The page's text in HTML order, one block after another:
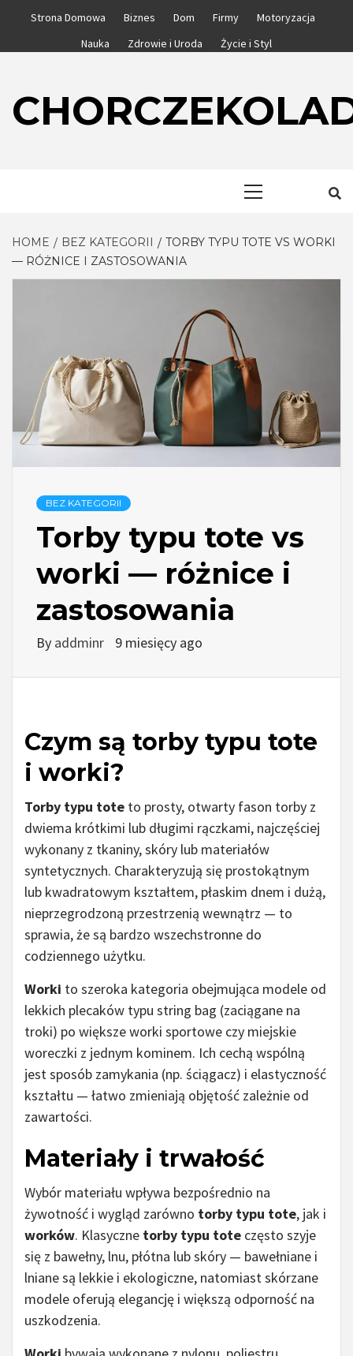
Strona Domowa Biznes Dom Firmy
Motoryzacja
Nauka
Zdrowie i Uroda Życie i Styl
HOME BEZ KATEGORII
TORBY TYPU TOTE VS WORKI
— RÓŻNICE I ZASTOSOWANIA
BEZ KATEGORII
Torby typu tote vs
worki — różnice i
zastosowania
By addminr 9 miesięcy ago
Czym są torby typu tote
i worki?
Torby typu tote to prosty, otwarty fason torby z
dwiema krótkimi lub długimi rączkami, najczęściej
wykonany z tkaniny, skóry lub materiałów
syntetycznych. Charakteryzują się prostokątnym
lub kwadratowym kształtem, płaskim dnem i dużą,
nieprzegrodzoną przestrzenią wewnątrz — to
sprawia, że są bardzo wszechstronne do
codziennego użytku.
Worki to szeroka kategoria obejmująca modele od
lekkich plecaków typu string bag (zaciągane na
troki) po większe worki sportowe czy miejskie
woreczki z jednym kominem. Ich cechą wspólną
jest sposób zamykania (np. ściągacz) i elastyczność
kształtu — łatwo zmieniają objętość zależnie od
zawartości.
Materiały i trwałość
Wybór materiału wpływa bezpośrednio na
żywotność i wygląd zarówno torby typu tote, jak i
worków. Klasyczne torby typu tote często szyje
się z bawełny, lnu, płótna lub skóry — bawełniane i
lniane są lekkie i ekologiczne, natomiast skórzane
modele oferują elegancję i większą odporność na
uszkodzenia.